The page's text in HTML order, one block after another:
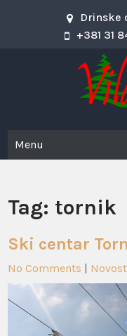
Drinske
+381 31
Vila As
Menu
Tag: tornik
Ski centar
No Comments |